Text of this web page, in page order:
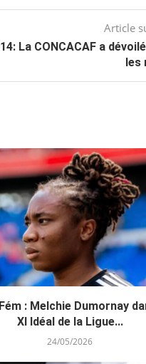
Article
La CONCACAF a
les
: Melchie Dumornay
XI Idéal de la Ligue...
24/05/2026